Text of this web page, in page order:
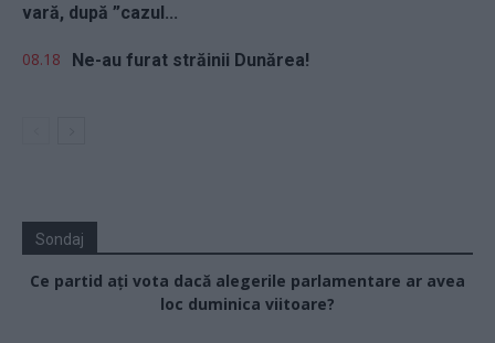
vară, după ”cazul...
08.18 Ne-au furat străinii Dunărea!
Sondaj
Ce partid ați vota dacă alegerile parlamentare ar avea
loc duminica viitoare?